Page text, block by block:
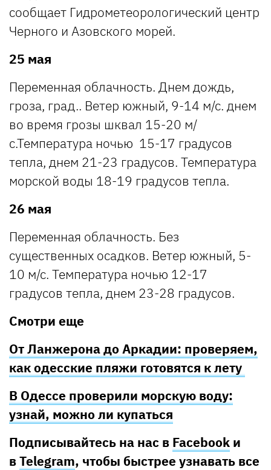
сообщает Гидрометеорологический центр
Черного и Азовского морей.
25 мая
Переменная облачность. Днем дождь,
гроза, град.. Ветер южный, 9-14 м/с. днем
во время грозы шквал 15-20 м/
с.Температура ночью 15-17 градусов
тепла, днем 21-23 градусов. Температура
морской воды 18-19 градусов тепла.
26 мая
Переменная облачность. Без
существенных осадков. Ветер южный, 5-
10 м/с. Температура ночью 12-17
градусов тепла, днем 23-28 градусов.
Смотри еще
От Ланжерона до Аркадии: проверяем,
как одесские пляжи готовятся к лету
В Одессе проверили морскую воду:
узнай, можно ли купаться
Подписывайтесь на нас в Facebook и
вTelegram, чтобы быстрее узнавать все